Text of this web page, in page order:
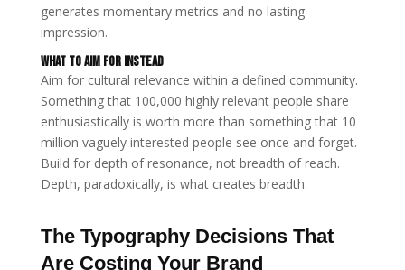
generates momentary metrics and no lasting
impression.
What to Aim for Instead
Aim for cultural relevance within a defined community.
Something that 100,000 highly relevant people share
enthusiastically is worth more than something that 10
million vaguely interested people see once and forget.
Build for depth of resonance, not breadth of reach.
Depth, paradoxically, is what creates breadth.
The Typography Decisions That
Are Costing Your Brand